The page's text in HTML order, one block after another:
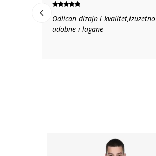
Odlican dizajn i kvalitet,izuzetno
udobne i lagane